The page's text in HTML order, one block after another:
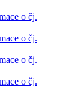
o čj.
o čj.
o čj.
o čj.